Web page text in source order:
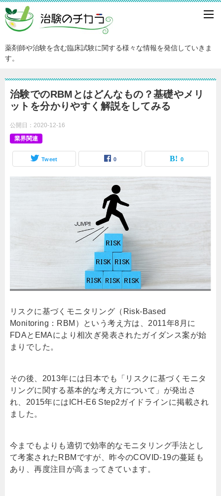
薬剤師や治験を含む臨床試験に関する様々な情報を発信していきま
す。
治験でのRBMとはどんなもの？基礎やメリ
ットを分かりやすく解説をしてみる
公開日： 2020-12-16
業界関連
Tweet 0 0
リスクに基づくモニタリング（ Risk-Based
Monitoring ： RBM ）という考え方は、 2011年8 月に
FDAと EMAにより相次ぎ発表されたガイダンス案が始
まりでした。
その後、 2013年には日本でも「リスクに基づくモニタ
リングに関する基本的な考え方について」が発出さ
れ、 2015年には ICH-E6 Step2ガイドラインに掲載され
ました。
今までもよりも適切で効率的なモニタリング手法とし
て考案された RBM ですが、昨今のCOVID-19の蔓延も
あり、再度注目が高まってきています。